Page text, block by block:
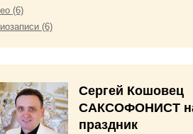
(6)
(6)
Сергей Кошовец
САКСОФОНИСТ
праздник